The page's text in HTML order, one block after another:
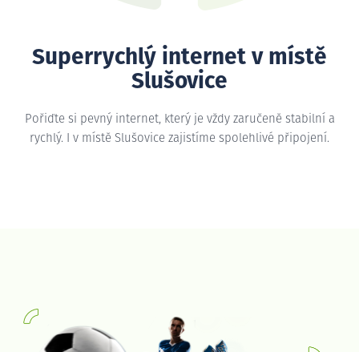
Superrychlý internet v místě
Slušovice
Pořiďte si pevný internet, který je vždy zaručeně stabilní a
rychlý. I v místě Slušovice zajistíme spolehlivé připojení.